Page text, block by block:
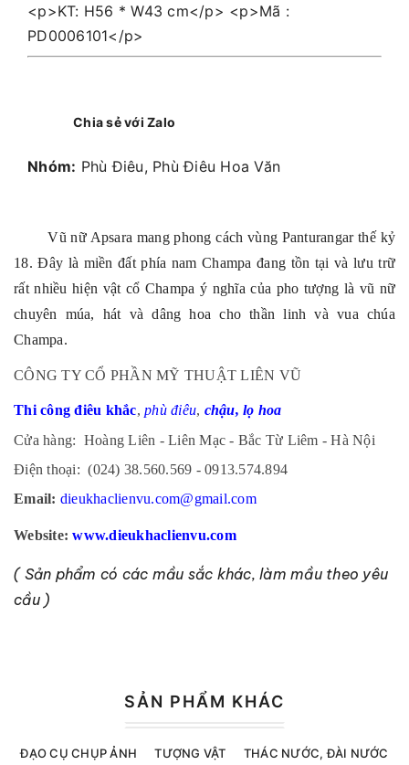
<p>KT: H56 * W43 cm</p> <p>Mã :
PD0006101</p>
Chia sẻ với Zalo
Nhóm: Phù Điêu, Phù Điêu Hoa Văn
Vũ nữ Apsara mang phong cách vùng Panturangar thế kỷ
18. Đây là miền đất phía nam Champa đang tồn tại và lưu trữ
rất nhiều hiện vật cổ Champa ý nghĩa của pho tượng là vũ nữ
chuyên múa, hát và dâng hoa cho thần linh và vua chúa
Champa.
CÔNG TY CỔ PHẦN MỸ THUẬT LIÊN VŨ
Thi công điêu khắc, phù điêu, chậu, lọ hoa
Cửa hàng: Hoàng Liên - Liên Mạc - Bắc Từ Liêm - Hà Nội
Điện thoại: (024) 38.560.569 - 0913.574.894
Email: dieukhaclienvu.com@gmail.com
Website:www.dieukhaclienvu.com
( Sản phẩm có các mầu sắc khác, làm mầu theo yêu
cầu )
SẢN PHẨM KHÁC
ĐẠO CỤ CHỤP ẢNH TƯỢNG VẬT THÁC NƯỚC, ĐÀI NƯỚC